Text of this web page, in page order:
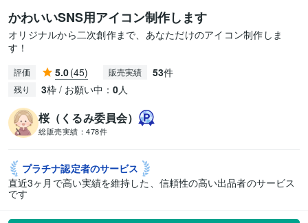
かわいいSNS用アイコン制作します
オリジナルから二次創作まで、あなただけのアイコン制作しま
す！
評価 5.0(45) 販売実績 53件
残り 3枠 / お願い中： 0人
桜（くるみ委員会）
総販売実績： 478件
プラチナ認定者のサービス
直近3ヶ月で高い実績を維持した、信頼性の高い出品者のサービス
です